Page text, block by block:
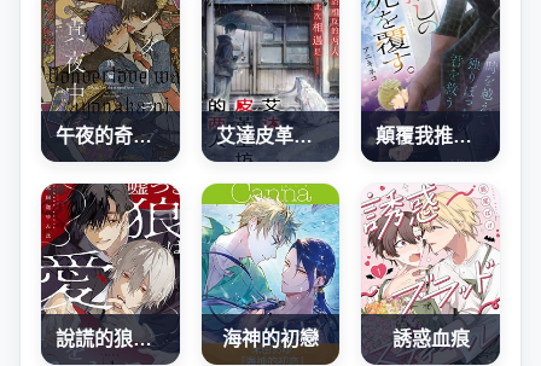
午夜的奇幻愛情 艾達皮革工坊的兩人 顛覆我推的死亡
說謊的狼訴說愛意 海神的初戀 誘惑血痕